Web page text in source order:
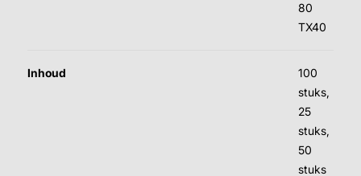
80
TX40
Inhoud
100
stuks,
25
stuks,
50
stuks